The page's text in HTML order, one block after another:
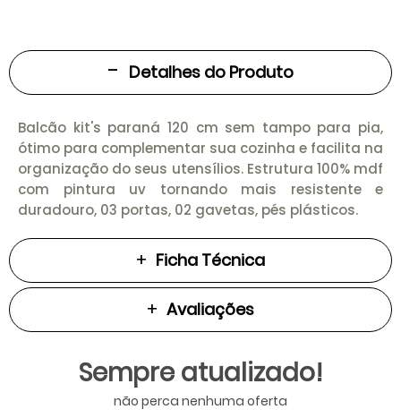
Detalhes do Produto
Balcão kit's paraná 120 cm sem tampo para pia,
ótimo para complementar sua cozinha e facilita na
organização do seus utensílios. Estrutura 100% mdf
com pintura uv tornando mais resistente e
duradouro, 03 portas, 02 gavetas, pés plásticos.
Ficha Técnica
Avaliações
Sempre atualizado!
não perca nenhuma oferta